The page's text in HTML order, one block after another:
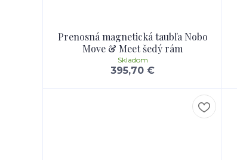
Prenosná magnetická taubľa Nobo
Move & Meet šedý rám
395,70 €
Skladom